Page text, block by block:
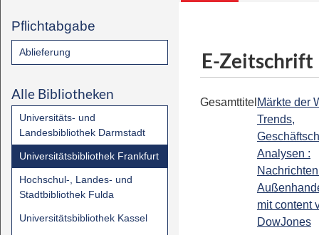
Pflichtabgabe
Ablieferung
Alle Bibliotheken
Universitäts- und
Landesbibliothek Darmstadt
Universitätsbibliothek Frankfurt
Hochschul-, Landes- und
Stadtbibliothek Fulda
Universitätsbibliothek Kassel
E-Zeitschrift
Gesamttitel Märkte der
Trends,
Analysen :
mit content
DowJones